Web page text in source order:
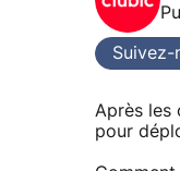
Suivez-
Après les
pour